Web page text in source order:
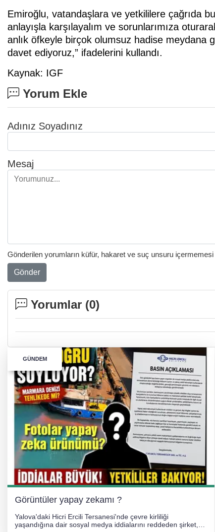
Emiroğlu, vatandaşlara ve yetkililere çağrıda
anlayışla karşılayalım ve sorunlarımıza
anlık öfkeyle birçok olumsuz hadise meydana
davet ediyoruz,” ifadelerini kullandı.
Kaynak: IGF
Yorum Ekle
Adınız Soyadınız
Mesaj
Gönderilen yorumların küfür, hakaret ve suç unsuru içermemesi
Gönder
Yorumlar (0)
GÜNDEM
Görüntüler yapay zekamı ?
Yalova'daki Hicri Ercili Tersanesi'nde çevre kirliliği
yaşandığına dair sosyal medya iddialarını reddeden şirket,